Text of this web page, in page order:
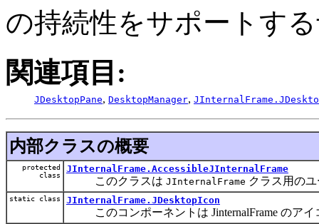
の持続性をサポートす
関連項目:
JDesktopPane, DesktopManager,
内部クラスの概要
protected
class
JInternalFrame.AccessibleJInternalFrame
このクラスは JInternalFrame クラス用の
static class JInternalFrame.JDesktopIcon
このコンポーネントは JinternalFrame のアイ